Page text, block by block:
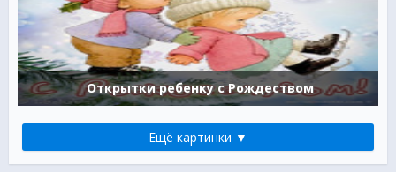
Открытки ребенку с Рождеством
Ещё картинки ▼